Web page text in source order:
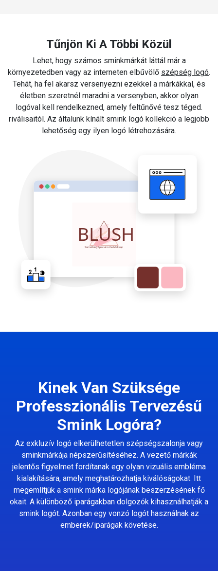
Tűnjön Ki A Többi Közül
Lehet, hogy számos sminkmárkát láttál már a
környezetedben vagy az interneten elbűvölő szépség logó.
Tehát, ha fel akarsz versenyezni ezekkel a márkákkal, és
életben szeretnél maradni a versenyben, akkor olyan
logóval kell rendelkezned, amely feltűnővé tesz téged.
riválisaitól. Az általunk kínált smink logó kollekció a legjobb
lehetőség egy ilyen logó létrehozására.
Kinek Van Szüksége
Professzionális Tervezésű
Smink Logóra?
Az exkluzív logó elkerülhetetlen szépségszalonja vagy
sminkmárkája népszerűsítéséhez. A vezető márkák
jelentős figyelmet fordítanak egy olyan vizuális embléma
kialakítására, amely meghatározhatja kiválóságokat. Itt
megemlítjük a smink márka logójának beszerzésének fő
okait. A különböző iparágakban dolgozók kihasználhatják a
smink logót. Azonban egy vonzó logót használnak az
emberek/iparágak követése.